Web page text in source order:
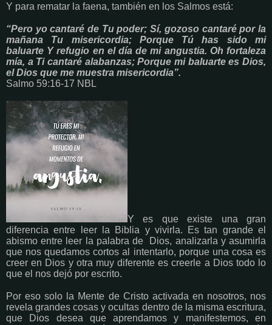
Y para rematar la faena, también en los Salmos está:
“Pero yo cantaré de Tu poder; Sí, gozoso cantaré por la
mañana Tu misericordia; Porque Tú has sido mi
baluarte Y refugio en el día de mi angustia. Oh fortaleza
mía, a Ti cantaré alabanzas; Porque mi baluarte es Dios,
el Dios que me muestra misericordia”.
Salmo 59:16-17 NBL
Y es que existe una gran
diferencia entre leer la Biblia y vivirla. Es tan grande el
abismo entre leer la palabra de Dios, analizarla y asumirla
que nos quedamos cortos al intentarlo, porque una cosa es
creer en Dios y otra muy diferente es creerle a Dios todo lo
que el nos dejó por escrito.
Por eso solo la Mente de Cristo activada en nosotros, nos
revela grandes cosas y ocultas dentro de la misma escritura,
que Dios desea que aprendamos y manifestemos, en